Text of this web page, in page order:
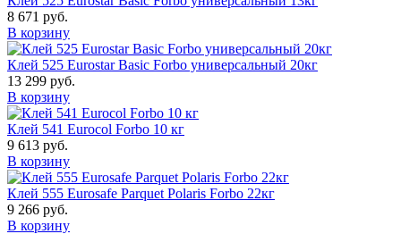
8 671 руб.
В корзину
Клей 525 Eurostar Basic Forbo универсальный 20кг
13 299 руб.
В корзину
Клей 541 Eurocol Forbo 10 кг
9 613 руб.
В корзину
Клей 555 Eurosafe Parquet Polaris Forbo 22кг
9 266 руб.
В корзину